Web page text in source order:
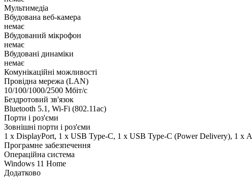
Мультимедіа
Вбудована веб-камера
немає
Вбудований мікрофон
немає
Вбудовані динаміки
немає
Комунікаційні можливості
Провідна мережа (LAN)
10/100/1000/2500 Мбіт/с
Бездротовий зв'язок
Bluetooth 5.1, Wi-Fi (802.11ac)
Порти і роз'єми
Зовнішні порти і роз'єми
1 x DisplayPort, 1 x USB Type-C, 1 x USB Type-C (Power Delivery), 1 х
Програмне забезпечення
Операційна система
Windows 11 Home
Додатково